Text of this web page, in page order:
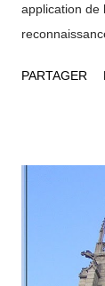
application de
auparavant).
physique ou
agissements
ou entre
PARTAGER